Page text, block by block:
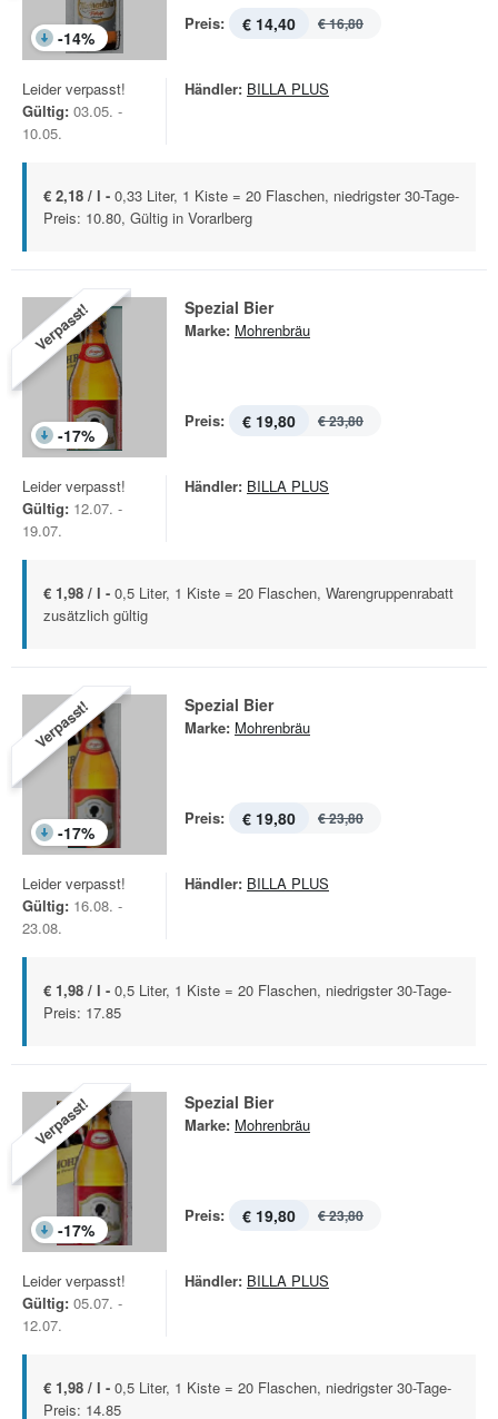
-14%
Preis: € 14,40 € 16,80
Leider verpasst!
Gültig: 03.05. -
10.05.
Händler: BILLA PLUS
€ 2,18 / l - 0,33 Liter, 1 Kiste = 20 Flaschen, niedrigster 30-Tage-
Preis: 10.80, Gültig in Vorarlberg
Verpasst!
-17%
Spezial Bier
Marke: Mohrenbräu
Preis: € 19,80 € 23,80
Leider verpasst!
Gültig: 12.07. -
19.07.
Händler: BILLA PLUS
€ 1,98 / l - 0,5 Liter, 1 Kiste = 20 Flaschen, Warengruppenrabatt
zusätzlich gültig
Verpasst!
-17%
Spezial Bier
Marke: Mohrenbräu
Preis: € 19,80 € 23,80
Leider verpasst!
Gültig: 16.08. -
23.08.
Händler: BILLA PLUS
€ 1,98 / l - 0,5 Liter, 1 Kiste = 20 Flaschen, niedrigster 30-Tage-
Preis: 17.85
Verpasst!
-17%
Spezial Bier
Marke: Mohrenbräu
Preis: € 19,80 € 23,80
Leider verpasst!
Gültig: 05.07. -
12.07.
Händler: BILLA PLUS
€ 1,98 / l - 0,5 Liter, 1 Kiste = 20 Flaschen, niedrigster 30-Tage-
Preis: 14.85